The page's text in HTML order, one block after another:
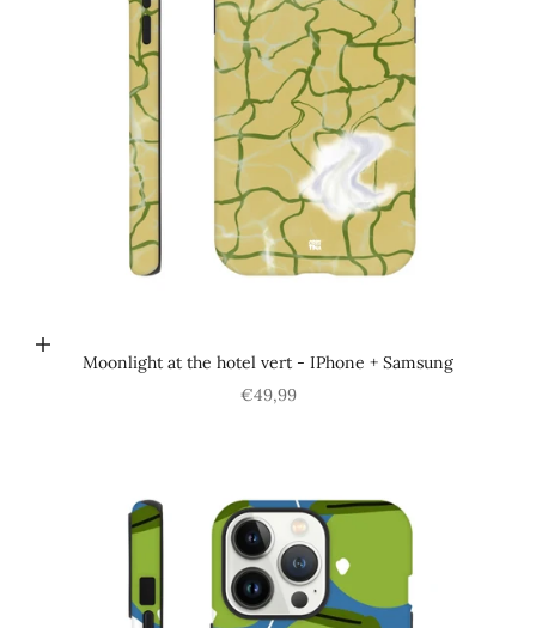
Choisir les options
Moonlight at the hotel vert - IPhone + Samsung
Prix de vente
€49,99